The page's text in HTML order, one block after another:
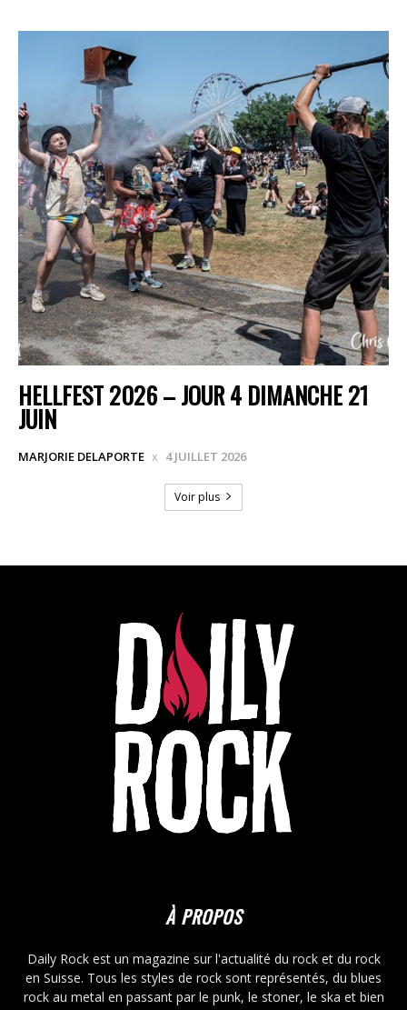
HELLFEST 2026 – JOUR 4 DIMANCHE 21
JUIN
MARJORIE DELAPORTE 4 JUILLET 2026
Voir plus
À PROPOS
Daily Rock est un magazine sur l'actualité du rock et du rock
en Suisse. Tous les styles de rock sont représentés, du blues
rock au metal en passant par le punk, le stoner, le ska et bien